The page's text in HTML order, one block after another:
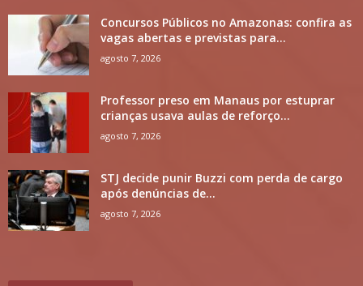
Concursos Públicos no Amazonas: confira as
vagas abertas e previstas para...
agosto 7, 2026
Professor preso em Manaus por estuprar
crianças usava aulas de reforço...
agosto 7, 2026
STJ decide punir Buzzi com perda de cargo
após denúncias de...
agosto 7, 2026